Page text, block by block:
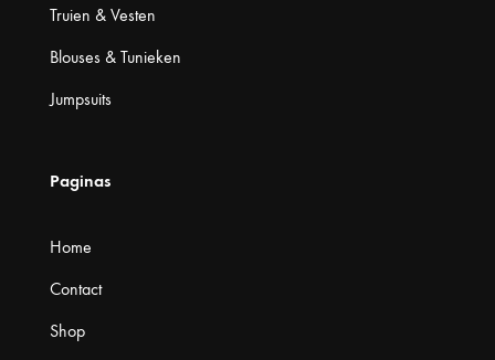
Truien & Vesten
Blouses & Tunieken
Jumpsuits
Paginas
Home
Contact
Shop